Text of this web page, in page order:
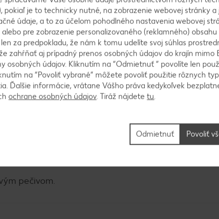
s cesnakom. Ten môžeme dať na plech v
osolíme, okoreníme a dáme do rúry. Pečieme pri
preložíme do hrnca. Zalejeme vodou a
smotanu na varenie a dochutíme podľa
Cícer scedíme, dáme na panvicu s kvapkou
pečivom.
pokiaľ je to technicky nutné, na zobrazenie webovej stránky
údaje, a to za účelom pohodlného nastavenia webovej
pre zobrazenie personalizovaného (reklamného)
za predpokladu, že nám k tomu udelíte svoj súhlas
zahŕňať aj prípadný prenos osobných údajov do krajín mimo
osobných údajov. Kliknutím na “Odmietnuť ” povolíte len
na “Povoliť vybrané” môžete povoliť použitie rôznych
Ďalšie informácie, vrátane Vášho práva kedykoľvek
ochrane osobných údajov. Tiráž nájdetetu.
Odmietnuť Povoliť